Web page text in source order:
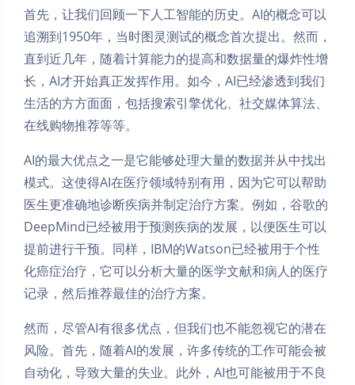
首先，让我们回顾一下人工智能的历史。AI的概念可以
追溯到1950年，当时图灵测试的概念首次提出。然而，
直到近几年，随着计算能力的提高和数据量的爆炸性增
长，AI才开始真正发挥作用。如今，AI已经渗透到我们
生活的方方面面，包括搜索引擎优化、社交媒体算法、
在线购物推荐等等。
AI的最大优点之一是它能够处理大量的数据并从中找出
模式。这使得AI在医疗领域特别有用，因为它可以帮助
医生更准确地诊断疾病并制定治疗方案。例如，谷歌的
DeepMind已经被用于预测疾病的发展，以便医生可以
提前进行干预。同样，IBM的Watson已经被用于个性
化癌症治疗，它可以分析大量的医学文献和病人的医疗
记录，然后推荐最佳的治疗方案。
然而，尽管AI有很多优点，但我们也不能忽视它的潜在
风险。首先，随着AI的发展，许多传统的工作可能会被
自动化，导致大量的失业。此外，AI也可能被用于不良